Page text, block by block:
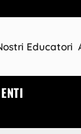
Educatori